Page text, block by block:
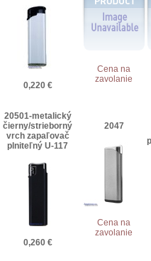
0,220 €
Cena na
zavolanie
20501-metalický
čierny/strieborný
vrch zapaľovač
plniteľný U-117
0,260 €
2047
Cena na
zavolanie